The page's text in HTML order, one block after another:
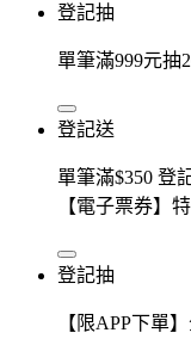
登記抽
單筆滿999元抽
登記送
單筆滿$350 登
【電子票券】
登記抽
【限APP下單